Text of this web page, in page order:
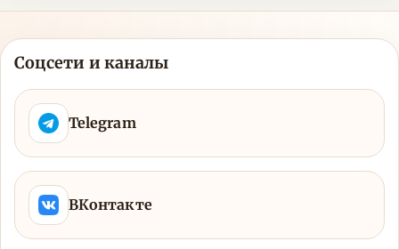
Соцсети и каналы
Telegram
ВКонтакте